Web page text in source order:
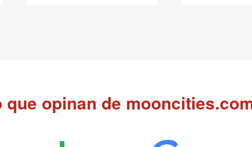
que opinan de